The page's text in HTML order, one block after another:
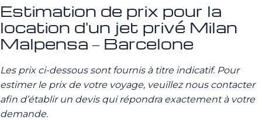
Estimation de prix pour la
location d'un jet privé Milan
Malpensa – Barcelone
Les prix ci-dessous sont fournis à titre indicatif. Pour
estimer le prix de votre voyage, veuillez nous contacter
afin d’établir un devis qui répondra exactement à votre
demande.